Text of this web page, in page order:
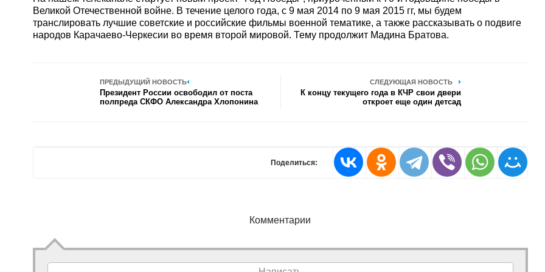
Великой Отечественной войне. В течение целого года, с 9 мая 2014 по 9 мая 2015 гг, мы будем
транслировать лучшие советские и российские фильмы военной тематике, а также рассказывать о подвиге
народов Карачаево-Черкесии во время второй мировой. Тему продолжит Мадина Братова.
ПРЕДЫДУЩИЙ НОВОСТЬ
Президент России освободил от поста
полпреда СКФО Александра Хлопонина
СЛЕДУЮЩАЯ НОВОСТЬ
К концу текущего года в КЧР свои двери
откроет еще один детсад
Поделиться:
Комментарии